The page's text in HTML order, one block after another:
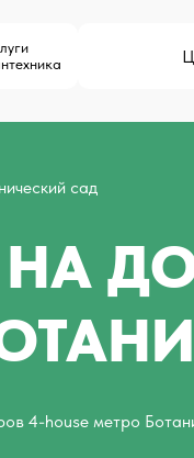
сад
НА
4-house метро